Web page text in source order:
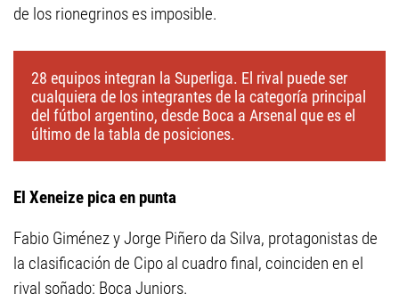
de los rionegrinos es imposible.
28 equipos integran la Superliga. El rival puede ser
cualquiera de los integrantes de la categoría principal
del fútbol argentino, desde Boca a Arsenal que es el
último de la tabla de posiciones.
El Xeneize pica en punta
Fabio Giménez y Jorge Piñero da Silva, protagonistas de
la clasificación de Cipo al cuadro final, coinciden en el
rival soñado: Boca Juniors.